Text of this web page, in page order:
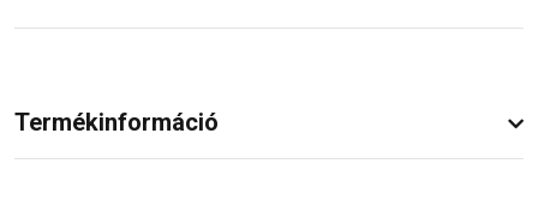
Termékinformáció